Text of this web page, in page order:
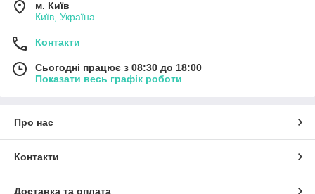
м. Київ
Київ, Україна
Контакти
Сьогодні працює з 08:30 до 18:00
Показати весь графік роботи
Про нас
Контакти
Доставка та оплата